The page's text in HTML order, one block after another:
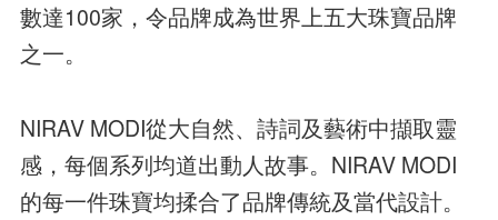
數達100家，令品牌成為世界上五大珠寶品牌
之一。
NIRAV MODI從大自然、詩詞及藝術中擷取靈
感，每個系列均道出動人故事。NIRAV MODI
的每一件珠寶均揉合了品牌傳統及當代設計。